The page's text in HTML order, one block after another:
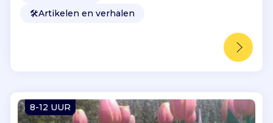
🛠️Artikelen en verhalen
8-12 UUR